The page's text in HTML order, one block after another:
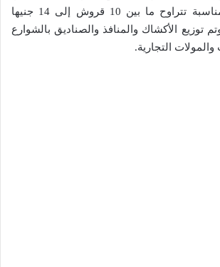
المواطنين بأسعار مناسبة تتراوح ما بين 10 قروش إلى 14 جنيها
توزيع الأكشاك والمنافذ والصناديق بالشوارع
والمولات التجارية.